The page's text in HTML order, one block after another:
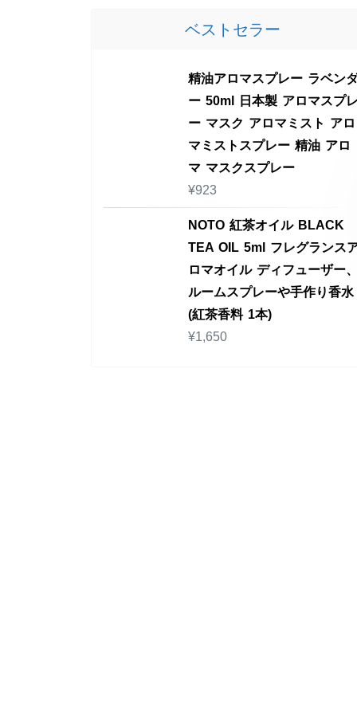
ベストセラー
精油アロマスプレー ラベン
ー 50ml 日本製 アロマスプ
ー マスク アロマミスト アロ
マミストスプレー 精油 アロ
マ マスクスプレー
¥923
NOTO 紅茶オイル BLACK
TEA OIL 5ml フレグランス
ロマオイル ディフューザー
ルームスプレーや手作り香水
(紅茶香料 1本)
¥1,650